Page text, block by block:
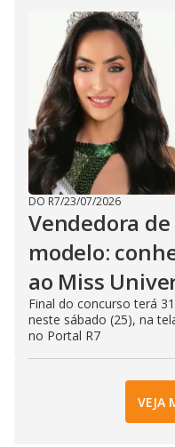
DO R7/23/07/2026
Vendedora
modelo:
ao Miss
Final do concurso terá
neste sábado (25), na
no Portal R7
VEJA